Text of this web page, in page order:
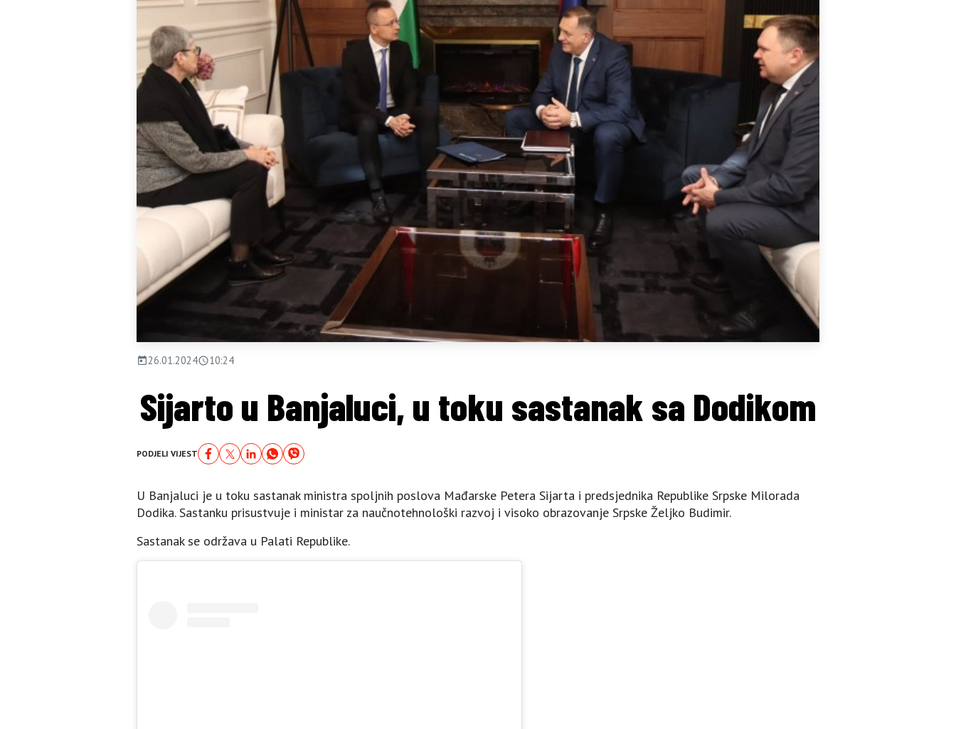
26.01.2024 10:24
Sijarto u Banjaluci, u toku sastanak sa Dodikom
PODJELI VIJEST
U Banjaluci je u toku sastanak ministra spoljnih poslova Mađarske Petera Sijarta i predsjednika Republike Srpske Milorada
Dodika. Sastanku prisustvuje i ministar za naučnotehnološki razvoj i visoko obrazovanje Srpske Željko Budimir.
Sastanak se održava u Palati Republike.